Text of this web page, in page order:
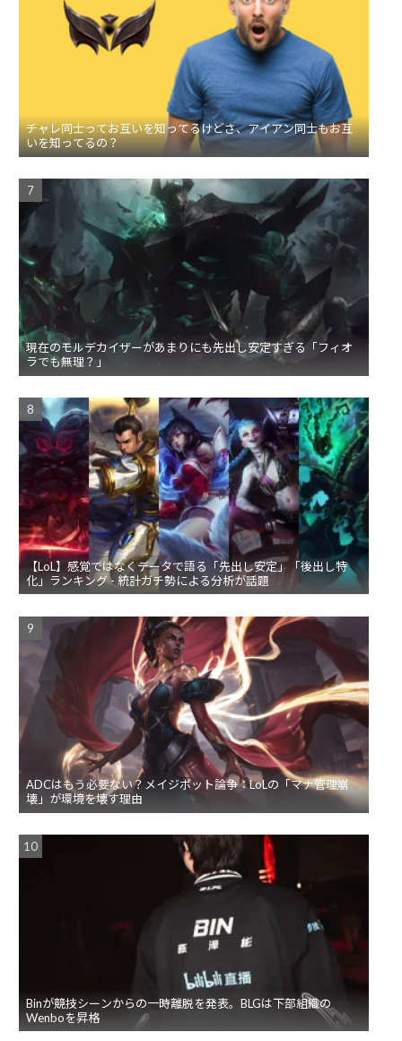
チャレ同士ってお互いを知ってるけどさ、アイアン同士もお互
いを知ってるの？
現在のモルデカイザーがあまりにも先出し安定すぎる「フィオ
ラでも無理？」
【LoL】感覚ではなくデータで語る「先出し安定」「後出し特
化」ランキング - 統計ガチ勢による分析が話題
ADCはもう必要ない？メイジボット論争：LoLの「マナ管理崩
壊」が環境を壊す理由
Binが競技シーンからの一時離脱を発表。BLGは下部組織の
Wenboを昇格